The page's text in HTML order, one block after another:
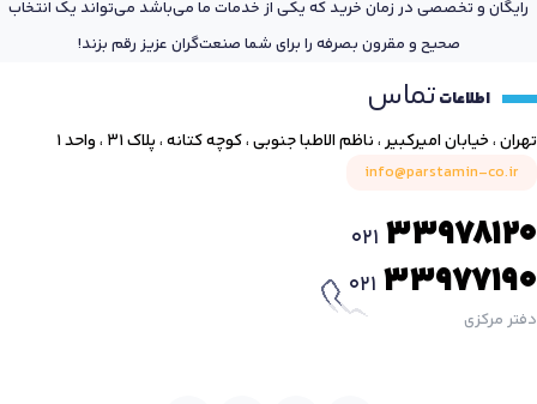
رایگان و تخصصی در زمان خرید که یکی از خدمات ما می‌باشد می‌تواند یک انتخاب
صحیح و مقرون بصرفه را برای شما صنعت‌گران عزیز رقم بزند!
اطلاعاتتماس
تهران ، خیابان امیرکبیر ، ناظم الاطبا جنوبی ، کوچه کتانه ، پلاک ۳۱ ، واحد ۱
info@parstamin-co.ir
021 33978120
021 33977190
دفتر مرکزی